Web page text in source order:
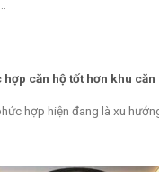
căn hộ tốt hơn khu
hợp hiện đang là xu hướng